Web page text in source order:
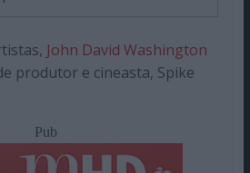
John David Washington
produtor e cineasta, Spike
Pub